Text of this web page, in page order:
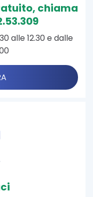
chiama
alle 12.30 e dalle